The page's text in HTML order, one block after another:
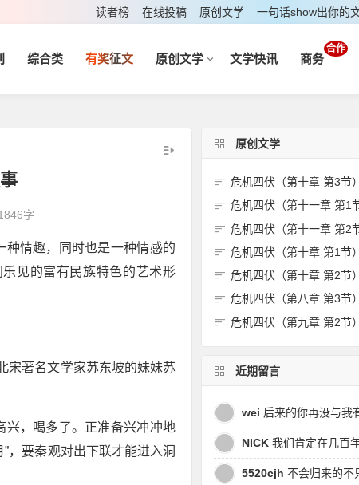
读者榜 在线投稿 原创文学 一句话show出你的
综合类 有奖征文 原创文学 文学快讯 商务
合作
字
种情趣，同时也是一种情感的
见的富有民族特色的艺术形
宋著名文学家苏东坡的妹妹苏
兴，喝多了。正准备兴冲冲地
，要秦观对出下联才能进入洞
原创文学
危机四伏（第十章 第3节）
危机四伏（第十一章 第1
危机四伏（第十一章 第2
危机四伏（第十章 第1节）
危机四伏（第十章 第2节）
危机四伏（第八章 第3节）
危机四伏（第九章 第2节）
近期留言
wei 后来的你再没与我有关联，可是后来我的时间皆是你，
NICK 我们肯定在几百年前就说过爱，今生却错过。此生无悔，与
5520cjh 不会归来的不只是